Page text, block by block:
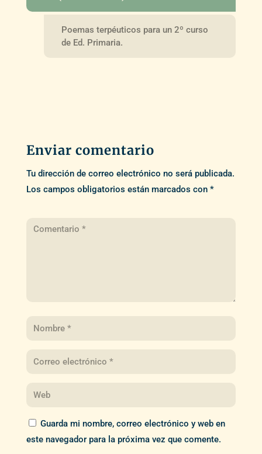
Poemas terpéuticos para un 2º curso
de Ed. Primaria.
Enviar comentario
Tu dirección de correo electrónico no será publicada.
Los campos obligatorios están marcados con *
Guarda mi nombre, correo electrónico y web en
este navegador para la próxima vez que comente.